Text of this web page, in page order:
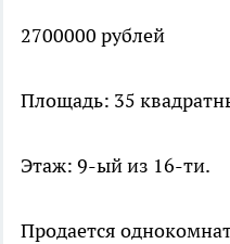
2700000 рублей
Площадь: 35
Этаж: 9-ый из 16-ти.
Продается